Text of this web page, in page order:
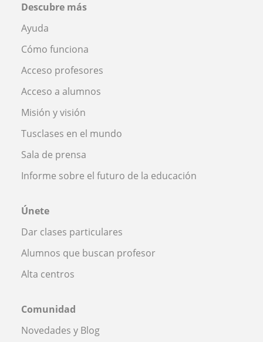
Descubre más
Ayuda
Cómo funciona
Acceso profesores
Acceso a alumnos
Misión y visión
Tusclases en el mundo
Sala de prensa
Informe sobre el futuro de la educación
Únete
Dar clases particulares
Alumnos que buscan profesor
Alta centros
Comunidad
Novedades y Blog